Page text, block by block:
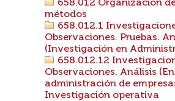
658.012 Organización
métodos
658.012.1
Observaciones. Pruebas.
(Investigación en
658.012.12
Observaciones. Análisis
administración de
Investigación operativa